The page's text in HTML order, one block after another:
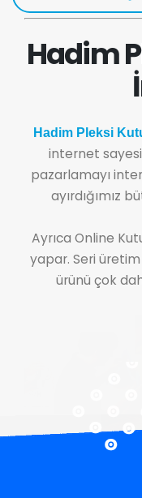
Hadim
Hadim Pleksi
internet
pazarlamayı
ayırdığımız
Ayrıca Online
yapar. Seri
ürünü çok